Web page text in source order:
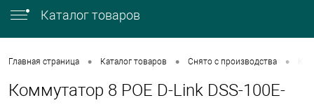
Каталог товаров
Главная страница • Каталог товаров • Снято с производства •
Коммутатор 8 POE D-Link DSS-100E-